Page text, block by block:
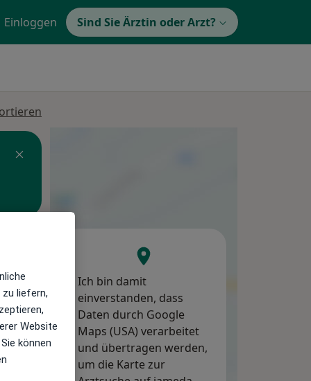
Einloggen Sind Sie Ärztin oder Arzt?
Ich bin damit
einverstanden, dass
Daten durch Google
Maps (USA) verarbeitet
und übertragen werden,
um die Karte zur
liefern,
Website
können